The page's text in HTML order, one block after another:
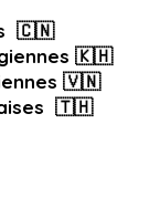
🇨🇳
🇰🇭
🇻🇳
🇹🇭